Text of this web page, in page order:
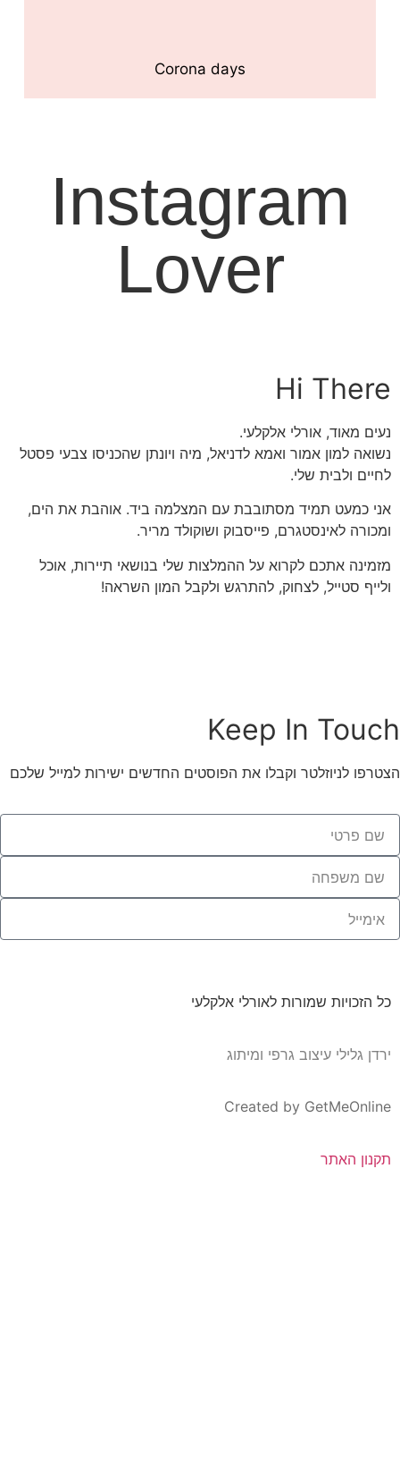
Corona days
Instagram
Lover
Hi There
נעים מאוד, אורלי אלקלעי.
נשואה למון אמור ואמא לדניאל, מיה ויונתן שהכניסו צבעי פסטל
לחיים ולבית שלי.
אני כמעט תמיד מסתובבת עם המצלמה ביד. אוהבת את הים,
ומכורה לאינסטגרם, פייסבוק ושוקולד מריר.
מזמינה אתכם לקרוא על ההמלצות שלי בנושאי תיירות, אוכל
ולייף סטייל, לצחוק, להתרגש ולקבל המון השראה!
Keep In Touch
הצטרפו לניוזלטר וקבלו את הפוסטים החדשים ישירות למייל שלכם
כל הזכויות שמורות לאורלי אלקלעי
ירדן גלילי עיצוב גרפי ומיתוג
Created by GetMeOnline
תקנון האתר